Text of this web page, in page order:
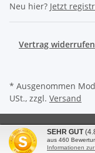
Neu hier? Jetzt
Vertrag widerrufen
* Ausgenommen
USt., zzgl. Versand
© 2010
SEHR GUT
aus 460
Informationen